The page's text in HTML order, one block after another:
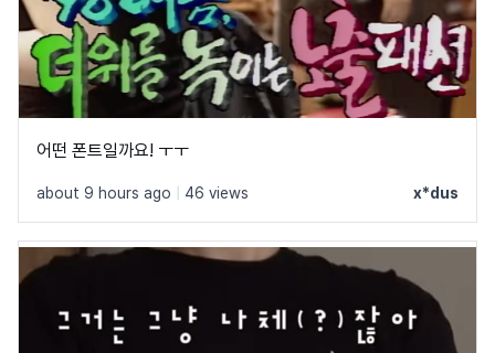
어떤 폰트일까요! ㅜㅜ
about 9 hours ago 46 views x*dus